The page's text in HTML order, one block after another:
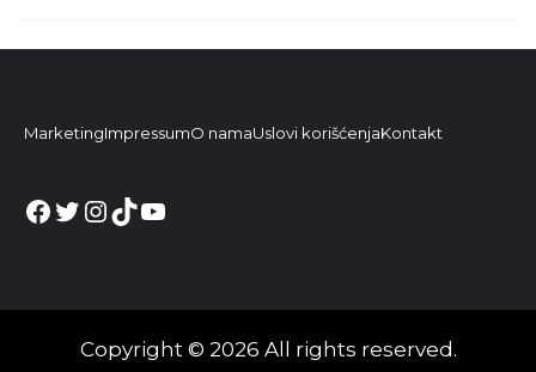
MarketingImpressumO namaUslovi korišćenjaKontakt
Facebook
Twitter
Instagram
TikTok
YouTube
Copyright © 2026 All rights reserved.